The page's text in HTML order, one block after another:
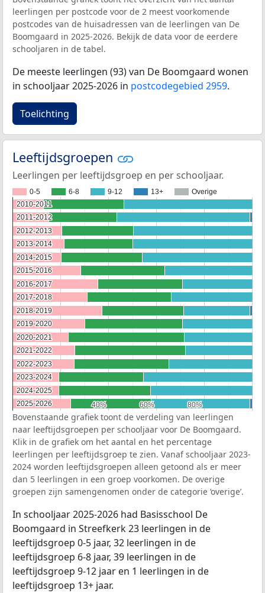
leerlingen per postcode voor de 2 meest voorkomende
postcodes van de huisadressen van de leerlingen van De
Boomgaard in 2025-2026. Bekijk de data voor de eerdere
schooljaren in de tabel.
De meeste leerlingen (93) van De Boomgaard wonen
in schooljaar 2025-2026 in postcodegebied 2959.
Toelichting
Leeftijdsgroepen
Leerlingen per leeftijdsgroep en per schooljaar.
0-5 6-8 9-12 13+ Overige
40%
40% 60%
60% 80%
80%
2010-2011
2010-2011
2011-2012
2011-2012
2012-2013
2012-2013
2013-2014
2013-2014
2014-2015
2014-2015
2015-2016
2015-2016
2016-2017
2016-2017
2017-2018
2017-2018
2018-2019
2018-2019
2019-2020
2019-2020
2020-2021
2020-2021
2021-2022
2021-2022
2022-2023
2022-2023
2023-2024
2023-2024
2024-2025
2024-2025
2025-2026
2025-2026
Bovenstaande grafiek toont de verdeling van leerlingen
naar leeftijdsgroepen per schooljaar voor De Boomgaard.
Klik in de grafiek om het aantal en het percentage
leerlingen per leeftijdsgroep te zien. Vanaf schooljaar 2023-
2024 worden leeftijdsgroepen alleen getoond als er meer
dan 5 leerlingen in een groep voorkomen. De overige
groepen zijn samengenomen onder de categorie ‘overige’.
In schooljaar 2025-2026 had Basisschool De
Boomgaard in Streefkerk 23 leerlingen in de
leeftijdsgroep 0-5 jaar, 32 leerlingen in de
leeftijdsgroep 6-8 jaar, 39 leerlingen in de
leeftijdsgroep 9-12 jaar en 1 leerlingen in de
leeftijdsgroep 13+ jaar.